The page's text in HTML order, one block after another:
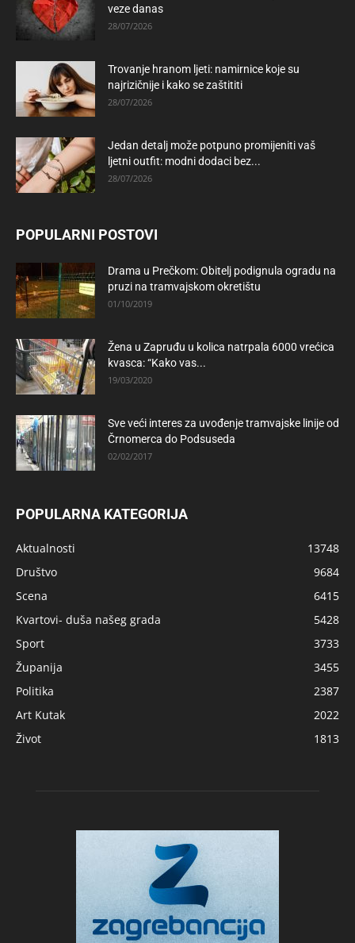
veze danas
28/07/2026
Trovanje hranom ljeti: namirnice koje su
najrizičnije i kako se zaštititi
28/07/2026
Jedan detalj može potpuno promijeniti vaš
ljetni outfit: modni dodaci bez...
28/07/2026
POPULARNI POSTOVI
Drama u Prečkom: Obitelj podignula ogradu na
pruzi na tramvajskom okretištu
01/10/2019
Žena u Zapruđu u kolica natrpala 6000 vrećica
kvasca: “Kako vas...
19/03/2020
Sve veći interes za uvođenje tramvajske linije od
Črnomerca do Podsuseda
02/02/2017
POPULARNA KATEGORIJA
Aktualnosti
13748
Društvo
9684
Scena
6415
Kvartovi- duša našeg grada
5428
Sport
3733
Županija
3455
Politika
2387
Art Kutak
2022
Život
1813